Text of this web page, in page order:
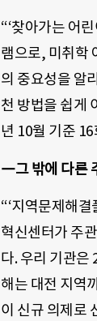
“‘찾아가는 어
램으로, 미취학
의 중요성을 알
천 방법을 쉽게
년 10월 기준
―그 밖에 다른
“‘지역문제해
혁신센터가 주
다. 우리 기관은
해는 대전 지역
이 신규 의제로